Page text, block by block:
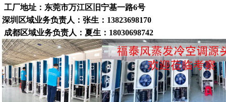
工厂地址：东莞市万江区旧宁基一路6号
深圳区域业务负责人：张生：13823698170
成都区域业务负责人：夏生：18030698742